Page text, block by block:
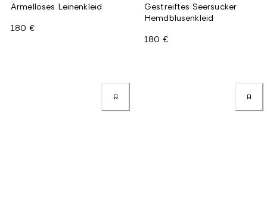
Ärmelloses Leinenkleid
180 €
Gestreiftes Seersucker
Hemdblusenkleid
180 €